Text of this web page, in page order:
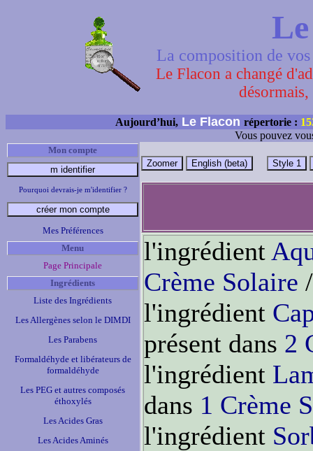
La composition de
Le Flacon a changé
Aujourd’hui, Le Flacon répertorie :
Vous pouvez
Mon compte
Pourquoi devrais-je m'identifier ?
Mes Préférences
Menu
Page Principale
Ingrédients
Liste des Ingrédients
Les Allergènes selon le DIMDI
Les Parabens
Formaldéhyde et libérateurs de
formaldéhyde
Les PEG et autres composés
éthoxylés
Les Acides Gras
Les Acides Aminés
l'ingrédient
Crème Solaire
l'ingrédient
présent dans 2
l'ingrédient
dans 1 Crème
l'ingrédient